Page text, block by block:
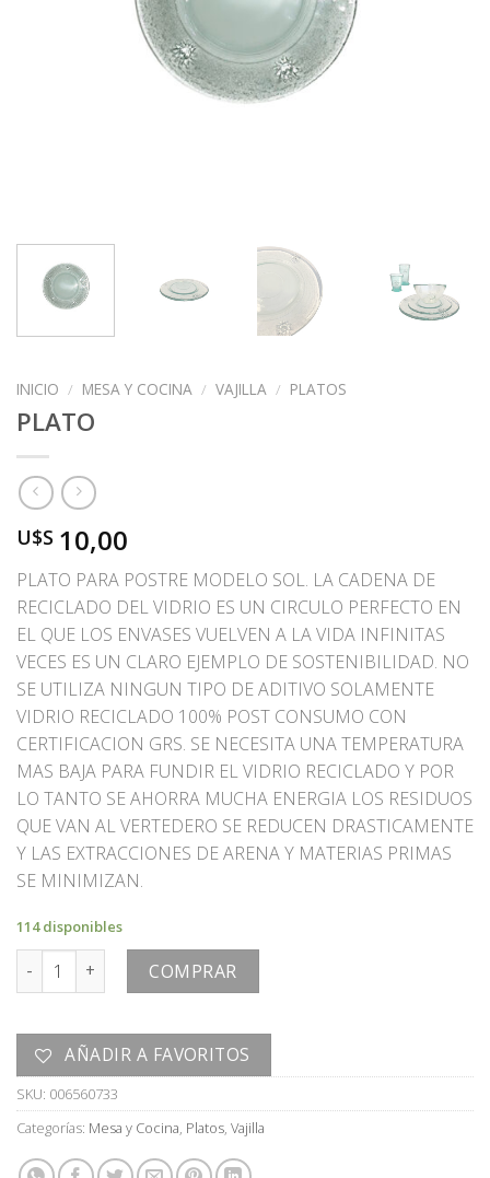
INICIO / MESA Y COCINA / VAJILLA / PLATOS
PLATO
U$S 10,00
PLATO PARA POSTRE MODELO SOL. LA CADENA DE
RECICLADO DEL VIDRIO ES UN CIRCULO PERFECTO EN
EL QUE LOS ENVASES VUELVEN A LA VIDA INFINITAS
VECES ES UN CLARO EJEMPLO DE SOSTENIBILIDAD. NO
SE UTILIZA NINGUN TIPO DE ADITIVO SOLAMENTE
VIDRIO RECICLADO 100% POST CONSUMO CON
CERTIFICACION GRS. SE NECESITA UNA TEMPERATURA
MAS BAJA PARA FUNDIR EL VIDRIO RECICLADO Y POR
LO TANTO SE AHORRA MUCHA ENERGIA LOS RESIDUOS
QUE VAN AL VERTEDERO SE REDUCEN DRASTICAMENTE
Y LAS EXTRACCIONES DE ARENA Y MATERIAS PRIMAS
SE MINIMIZAN.
114 disponibles
PLATO cantidad COMPRAR
AÑADIR A FAVORITOS
SKU: 006560733
Categorías: Mesa y Cocina, Platos, Vajilla